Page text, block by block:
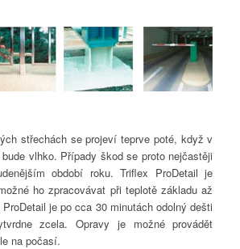
střechách se projeví teprve poté, když v
vlhko. Případy škod se proto nejčastěji
období roku. Triflex ProDetail je
ho zpracovávat při teplotě základu až
je po cca 30 minutách odolný dešti
zcela. Opravy je možné provádět
na počasí.